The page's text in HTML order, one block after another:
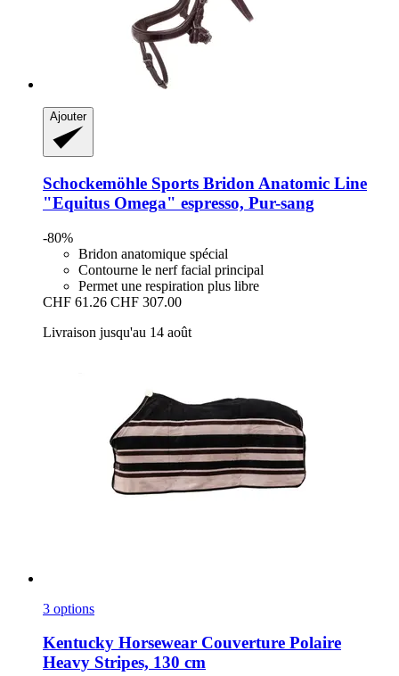
Ajouter
Schockemöhle Sports Bridon Anatomic Line
"Equitus Omega" espresso, Pur-​sang
-80%
Bridon anatomique spécial
Contourne le nerf facial principal
Permet une respiration plus libre
CHF 61.26 CHF 307.00
Livraison jusqu'au 14 août
3 options
Kentucky Horsewear Couverture Polaire
Heavy Stripes, 130 cm